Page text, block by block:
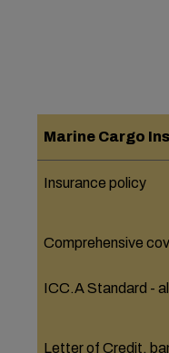
Marine Cargo
Insurance policy
Comprehensive
ICC.A Standard -
Letter of Credit,